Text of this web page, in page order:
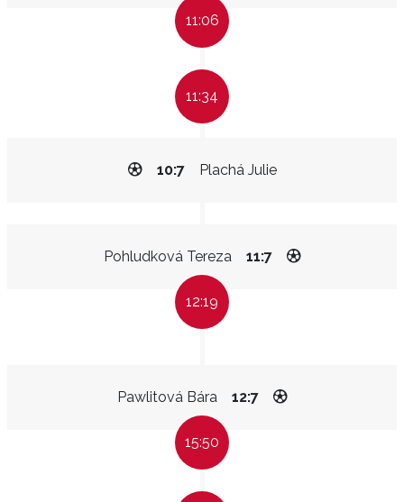
11:06
11:34
Plachá Julie
10:7
Pohludková Tereza 11:7
12:19
Pawlitová Bára 12:7
15:50